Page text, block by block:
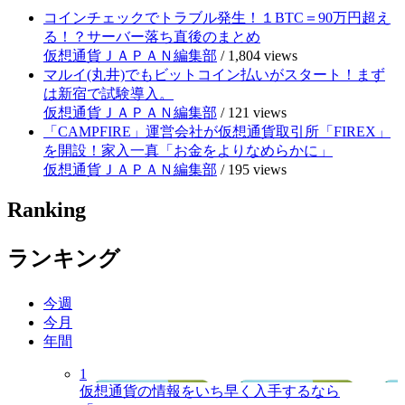
コインチェックでトラブル発生！１BTC＝90万円超え
る！？サーバー落ち直後のまとめ
仮想通貨ＪＡＰＡＮ編集部 / 1,804 views
マルイ(丸井)でもビットコイン払いがスタート！まず
は新宿で試験導入。
仮想通貨ＪＡＰＡＮ編集部 / 121 views
「CAMPFIRE」運営会社が仮想通貨取引所「FIREX」
を開設！家入一真「お金をよりなめらかに」
仮想通貨ＪＡＰＡＮ編集部 / 195 views
Ranking
ランキング
今週
今月
年間
1
仮想通貨の情報をいち早く入手するなら